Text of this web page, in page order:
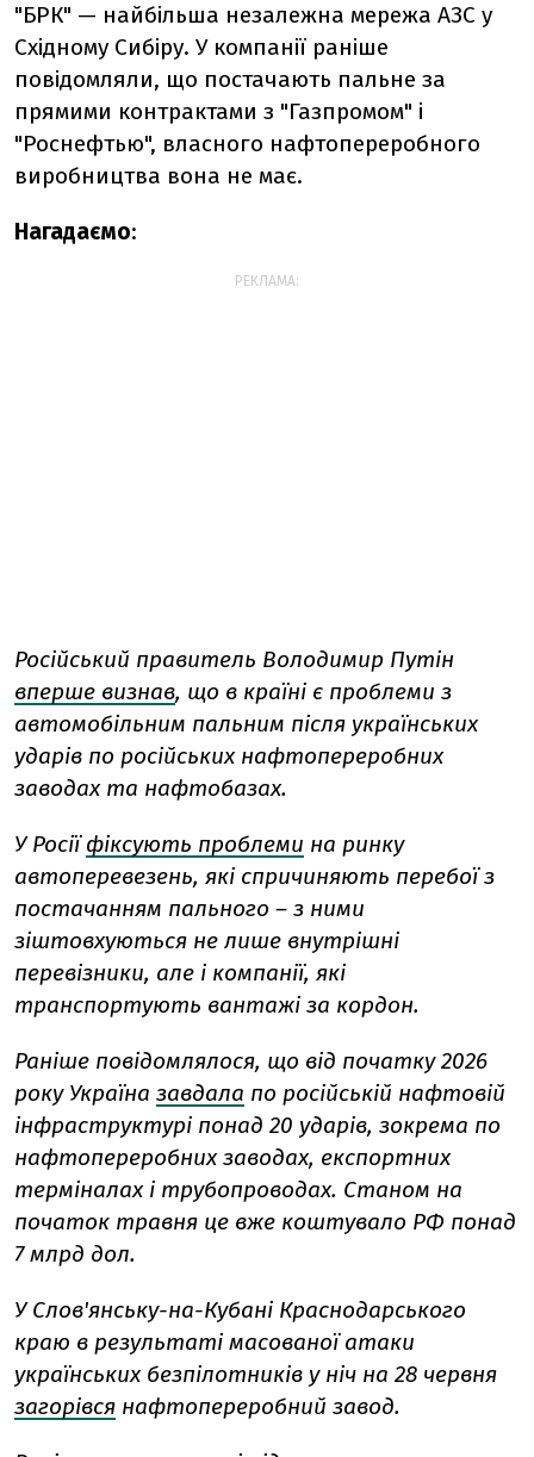
"БРК" — найбільша незалежна мережа АЗС у
Східному Сибіру. У компанії раніше
повідомляли, що постачають пальне за
прямими контрактами з "Газпромом" і
"Роснефтью", власного нафтопереробного
виробництва вона не має.
Нагадаємо:
РЕКЛАМА:
Російський правитель Володимир Путін
вперше визнав, що в країні є проблеми з
автомобільним пальним після українських
ударів по російських нафтопереробних
заводах та нафтобазах.
У Росії фіксують проблеми на ринку
автоперевезень, які спричиняють перебої з
постачанням пального – з ними
зіштовхуються не лише внутрішні
перевізники, але і компанії, які
транспортують вантажі за кордон.
Раніше повідомлялося, що від початку 2026
року Україна завдала по російській нафтовій
інфраструктурі понад 20 ударів, зокрема по
нафтопереробних заводах, експортних
терміналах і трубопроводах. Станом на
початок травня це вже коштувало РФ понад
7 млрд дол.
У Слов'янську-на-Кубані Краснодарського
краю в результаті масованої атаки
українських безпілотників у ніч на 28 червня
загорівся нафтопереробний завод.